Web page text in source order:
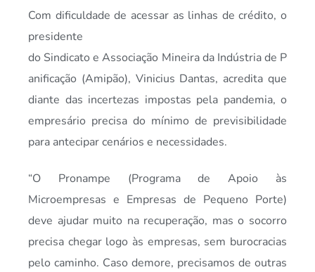
Com dificuldade de acessar as linhas de crédito, o
presidente
do Sindicato e Associação Mineira da Indústria de P
anificação (Amipão), Vinicius Dantas, acredita que
diante das incertezas impostas pela pandemia, o
empresário precisa do mínimo de previsibilidade
para antecipar cenários e necessidades.
“O Pronampe (Programa de Apoio às
Microempresas e Empresas de Pequeno Porte)
deve ajudar muito na recuperação, mas o socorro
precisa chegar logo às empresas, sem burocracias
pelo caminho. Caso demore, precisamos de outras